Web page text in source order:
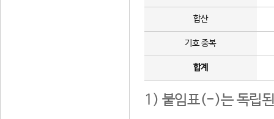
합산
기호 중복
합계
1) 붙임표(-)는 독립된